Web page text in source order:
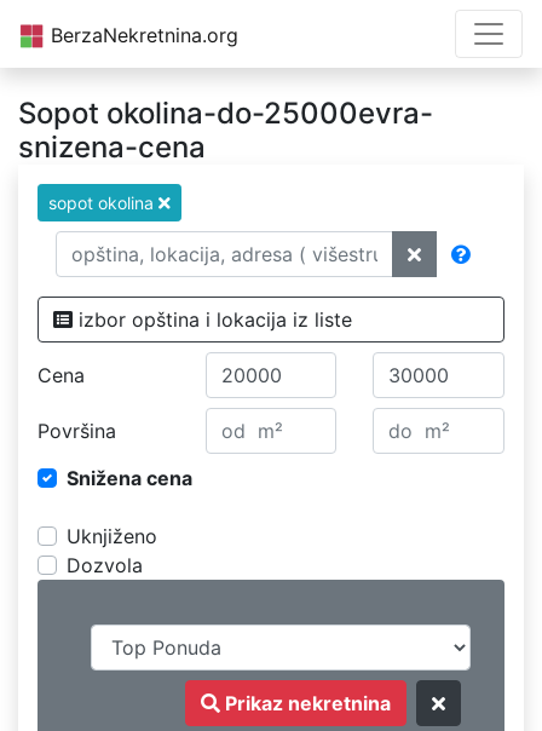
BerzaNekretnina.org
Sopot okolina-do-25000evra-
snizena-cena
sopot okolina
izbor opština i lokacija iz liste
Cena
Površina
Snižena cena
Uknjiženo
Dozvola
Prikaz nekretnina